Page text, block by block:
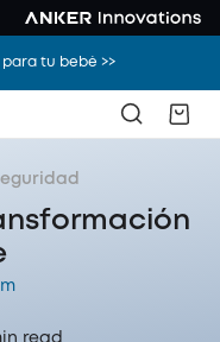
tu bebé >>
read